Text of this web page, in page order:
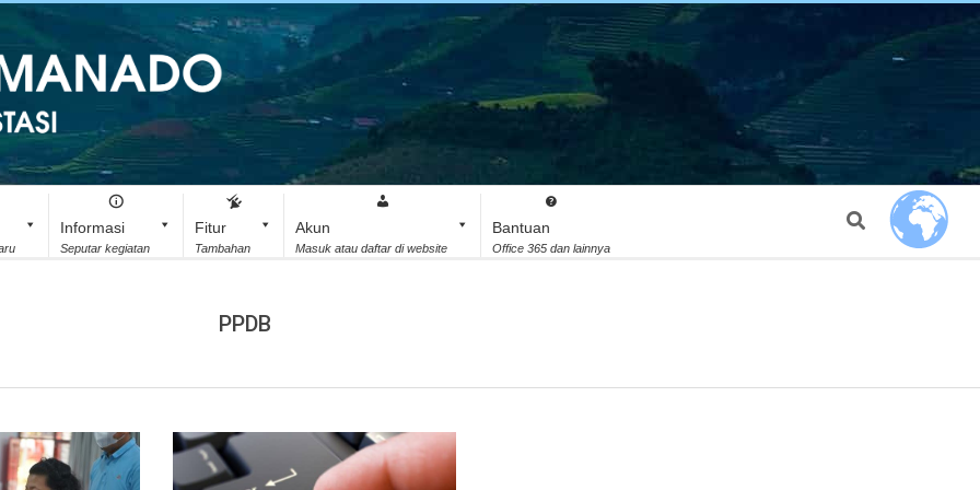
Informasi
Seputar kegiatan
Fitur
Tambahan
Akun
Masuk atau daftar di website
Bantuan
Office 365 dan lainnya
Search
PPDB